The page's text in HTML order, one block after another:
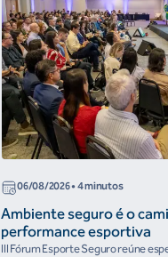
06/08/2026• 4 minutos
Ambiente seguro é o
performance esportiva
III Fórum Esporte Seguro reúne